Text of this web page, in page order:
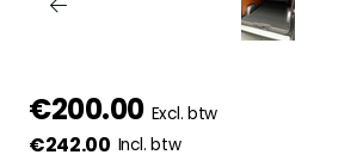
€200.00 Excl. btw
€242.00 Incl. btw